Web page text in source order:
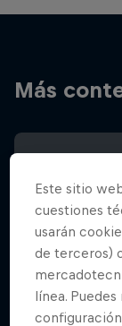
Más
Este sitio
cuestiones
usarán
de terceros)
línea.